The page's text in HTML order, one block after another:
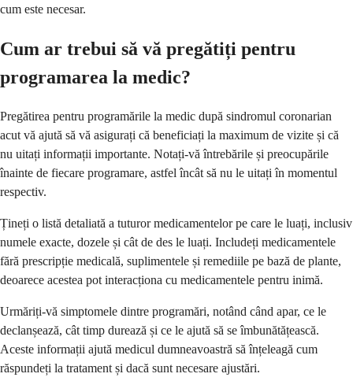
cum este necesar.
Cum ar trebui să vă pregătiți pentru
programarea la medic?
Pregătirea pentru programările la medic după sindromul coronarian
acut vă ajută să vă asigurați că beneficiați la maximum de vizite și că
nu uitați informații importante. Notați-vă întrebările și preocupările
înainte de fiecare programare, astfel încât să nu le uitați în momentul
respectiv.
Țineți o listă detaliată a tuturor medicamentelor pe care le luați, inclusiv
numele exacte, dozele și cât de des le luați. Includeți medicamentele
fără prescripție medicală, suplimentele și remediile pe bază de plante,
deoarece acestea pot interacționa cu medicamentele pentru inimă.
Urmăriți-vă simptomele dintre programări, notând când apar, ce le
declanșează, cât timp durează și ce le ajută să se îmbunătățească.
Aceste informații ajută medicul dumneavoastră să înțeleagă cum
răspundeți la tratament și dacă sunt necesare ajustări.